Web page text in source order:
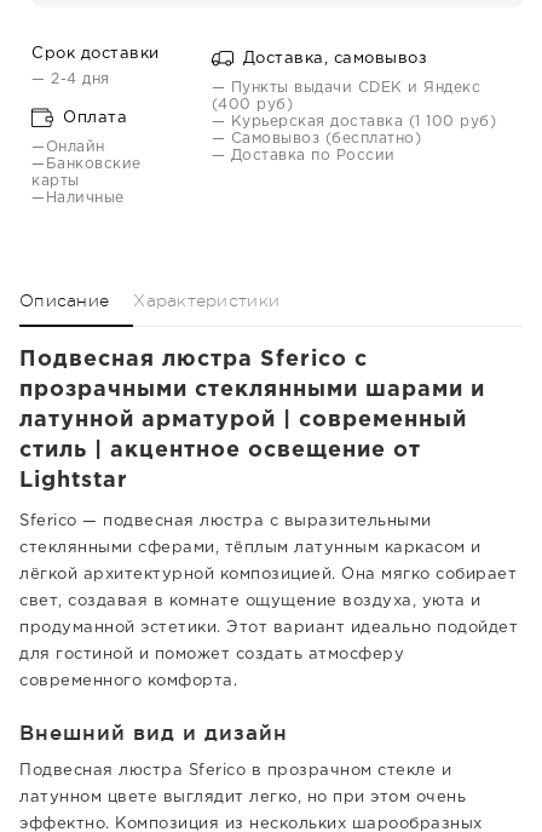
Срок доставки
— 2-4 дня
Оплата
—Онлайн
—Банковские
карты
—Наличные
Доставка, самовывоз
— Пункты выдачи CDEK и Яндекс
(400 руб)
— Курьерская доставка (1 100 руб)
— Самовывоз (бесплатно)
— Доставка по России
Описание Характеристики
Подвесная люстра Sferico с
прозрачными стеклянными шарами и
латунной арматурой | современный
стиль | акцентное освещение от
Lightstar
Sferico — подвесная люстра с выразительными
стеклянными сферами, тёплым латунным каркасом и
лёгкой архитектурной композицией. Она мягко собирает
свет, создавая в комнате ощущение воздуха, уюта и
продуманной эстетики. Этот вариант идеально подойдет
для гостиной и поможет создать атмосферу
современного комфорта.
Внешний вид и дизайн
Подвесная люстра Sferico в прозрачном стекле и
латунном цвете выглядит легко, но при этом очень
эффектно. Композиция из нескольких шарообразных